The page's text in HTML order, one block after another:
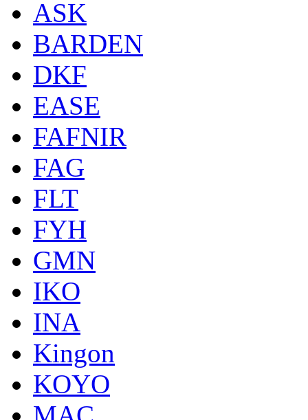
ASK
BARDEN
DKF
EASE
FAFNIR
FAG
FLT
FYH
GMN
IKO
INA
Kingon
KOYO